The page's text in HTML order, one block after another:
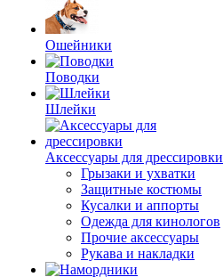
Ошейники
Поводки
Шлейки
Аксессуары для дрессировки
Грызаки и ухватки
Защитные костюмы
Кусалки и аппорты
Одежда для кинологов
Прочие аксессуары
Рукава и накладки